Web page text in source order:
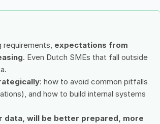
requirements, expectations from
. Even Dutch SMEs that fall outside
: how to avoid common pitfalls
and how to build internal systems
data, will be better prepared, more